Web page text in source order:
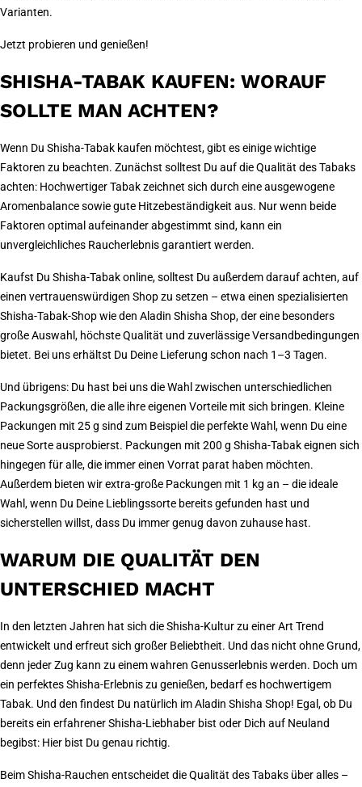
Varianten.
Jetzt probieren und genießen!
SHISHA-TABAK KAUFEN: WORAUF
SOLLTE MAN ACHTEN?
Wenn Du Shisha-Tabak kaufen möchtest, gibt es einige wichtige
Faktoren zu beachten. Zunächst solltest Du auf die Qualität des Tabaks
achten: Hochwertiger Tabak zeichnet sich durch eine ausgewogene
Aromenbalance sowie gute Hitzebeständigkeit aus. Nur wenn beide
Faktoren optimal aufeinander abgestimmt sind, kann ein
unvergleichliches Raucherlebnis garantiert werden.
Kaufst Du Shisha-Tabak online, solltest Du außerdem darauf achten, auf
einen vertrauenswürdigen Shop zu setzen – etwa einen spezialisierten
Shisha-Tabak-Shop wie den Aladin Shisha Shop, der eine besonders
große Auswahl, höchste Qualität und zuverlässige Versandbedingungen
bietet. Bei uns erhältst Du Deine Lieferung schon nach 1–3 Tagen.
Und übrigens: Du hast bei uns die Wahl zwischen unterschiedlichen
Packungsgrößen, die alle ihre eigenen Vorteile mit sich bringen. Kleine
Packungen mit 25 g sind zum Beispiel die perfekte Wahl, wenn Du eine
neue Sorte ausprobierst. Packungen mit 200 g Shisha-Tabak eignen sich
hingegen für alle, die immer einen Vorrat parat haben möchten.
Außerdem bieten wir extra-große Packungen mit 1 kg an – die ideale
Wahl, wenn Du Deine Lieblingssorte bereits gefunden hast und
sicherstellen willst, dass Du immer genug davon zuhause hast.
WARUM DIE QUALITÄT DEN
UNTERSCHIED MACHT
In den letzten Jahren hat sich die Shisha-Kultur zu einer Art Trend
entwickelt und erfreut sich großer Beliebtheit. Und das nicht ohne Grund,
denn jeder Zug kann zu einem wahren Genusserlebnis werden. Doch um
ein perfektes Shisha-Erlebnis zu genießen, bedarf es hochwertigem
Tabak. Und den findest Du natürlich im Aladin Shisha Shop! Egal, ob Du
bereits ein erfahrener Shisha-Liebhaber bist oder Dich auf Neuland
begibst: Hier bist Du genau richtig.
Beim Shisha-Rauchen entscheidet die Qualität des Tabaks über alles –